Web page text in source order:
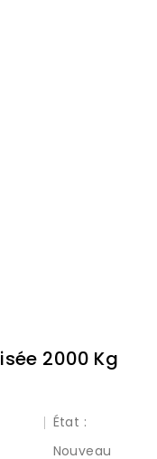
2000 Kg
État :
Nouveau